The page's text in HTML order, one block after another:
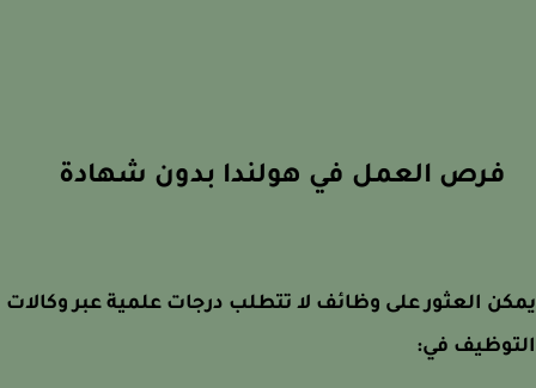
فرص العمل في هولندا بدون شهادة
العثور على وظائف لا تتطلب درجات علمية عبر وكالات
في: